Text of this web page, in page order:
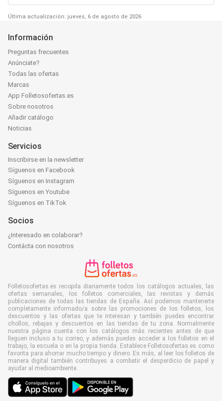
Última actualización: jueves, 6 de agosto de 2026
Información
Preguntas frecuentes
Anúnciate?
Todas las ofertas
Marcas
App Folletosofertas.es
Sobre nosotros
Añadir catálogo
Noticias
Servicios
Inscribirse en la newsletter
Síguenos en Facebook
Síguenos en Instagram
Síguenos en Youtube
Síguenos en TikTok
Socios
¿Interesado en colaborar?
Contácta con nosotros
Folletosofertas.es recopila diariamente todos los catálogos actuales, las
ofertas semanales, los folletos comerciales, las revistas y demás
publicaciones de todas las tiendas de España. Así podemos mantenerte
completamente informado/a sobre las promociones de los folletos, los
descuentos y las ofertas que te interesan y también puedes encontrar
chollos, rebajas y descuentos en las tiendas de tu zona. Normalmente
nuestra página cuenta con los catálogos más recientes antes de que
lleguen incluso a tu correo, y además puedes acceder a los folletos en el
trabajo, la escuela o en la propia tienda. Establece Folletosofertas.es como
favorita para ahorrar mucho tiempo y dinero. Es más, al leer los folletos de
manera digital también contribuyes a combatir el desperdicio de papel y
ayudar al medioambiente.